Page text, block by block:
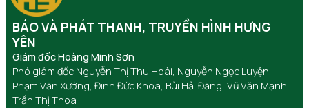
BÁO VÀ PHÁT THANH, TRUYỀN HÌNH HƯNG
YÊN
Giám đốc Hoàng Minh Sơn
Phó giám đốc Nguyễn Thị Thu Hoài, Nguyễn Ngọc Luyện,
Phạm Văn Xướng, Đinh Đức Khoa, Bùi Hải Đăng, Vũ Văn Mạnh,
Trần Thị Thoa